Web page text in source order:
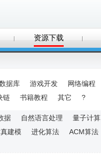
资源下载
据库 游戏开发
网络编程
链 书籍教程 其它 ?
据 自然语言处理
量子计算
建模 进化算法
ACM算法